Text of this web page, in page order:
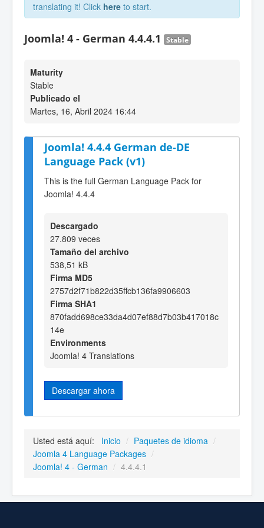
translating it! Click here to start.
Joomla! 4 - German 4.4.4.1 Stable
Maturity
Stable
Publicado el
Martes, 16, Abril 2024 16:44
Joomla! 4.4.4 German de-DE
Language Pack (v1)
This is the full German Language Pack for
Joomla! 4.4.4
Descargado
27.809 veces
Tamaño del archivo
538,51 kB
Firma MD5
2757d2f71b822d35ffcb136fa9906603
Firma SHA1
870fadd698ce33da4d07ef88d7b03b417018c
14e
Environments
Joomla! 4 Translations
Descargar ahora
Usted está aquí: Inicio / Paquetes de idioma /
Joomla 4 Language Packages /
Joomla! 4 - German / 4.4.4.1